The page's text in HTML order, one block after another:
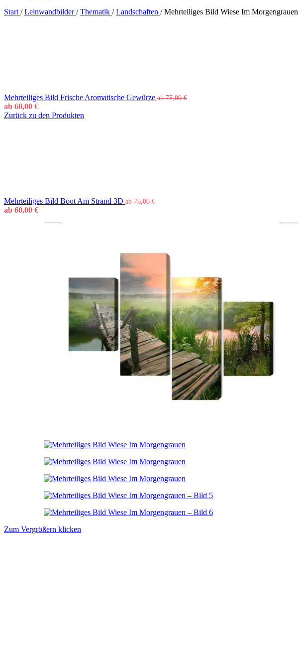
Start / Leinwandbilder/ Thematik / Landschaften / Mehrteiliges Bild Wiese Im Morgengrauen
Mehrteiliges Bild Frische Aromatische Gewürze ab75,00€
ab 60,00 €
Zurück zu den Produkten
Mehrteiliges Bild Boot Am Strand 3D ab75,00€
ab 60,00 €
Zum Vergrößern klicken